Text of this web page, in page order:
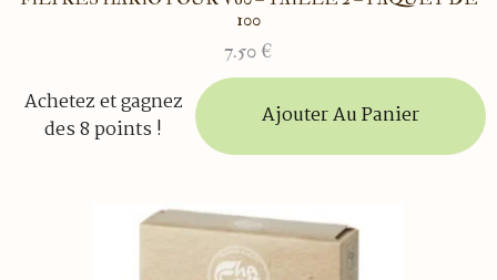
100
7.50 €
Achetez et gagnez
des 8 points !
Ajouter Au Panier